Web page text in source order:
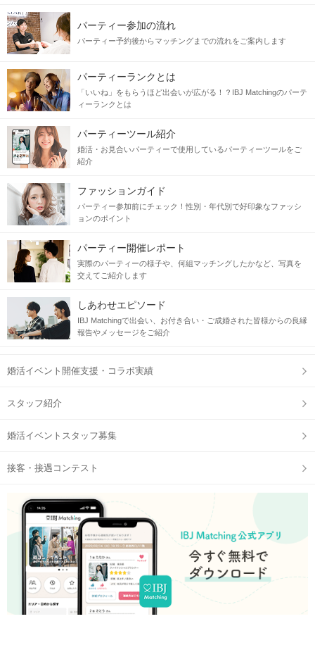
パーティー参加の流れ
パーティー予約後からマッチングまでの流れをご案内します
パーティーランクとは
「いいね」をもらうほど出会いが広がる！？IBJ Matchingのパーテ
ィーランクとは
パーティーツール紹介
婚活・お見合いパーティーで使用しているパーティーツールをご
紹介
ファッションガイド
パーティー参加前にチェック！性別・年代別で好印象なファッシ
ョンのポイント
パーティー開催レポート
実際のパーティーの様子や、何組マッチングしたかなど、写真を
交えてご紹介します
しあわせエピソード
IBJ Matchingで出会い、お付き合い・ご成婚された皆様からの良縁
報告やメッセージをご紹介
婚活イベント開催支援・コラボ実績
スタッフ紹介
婚活イベントスタッフ募集
接客・接遇コンテスト